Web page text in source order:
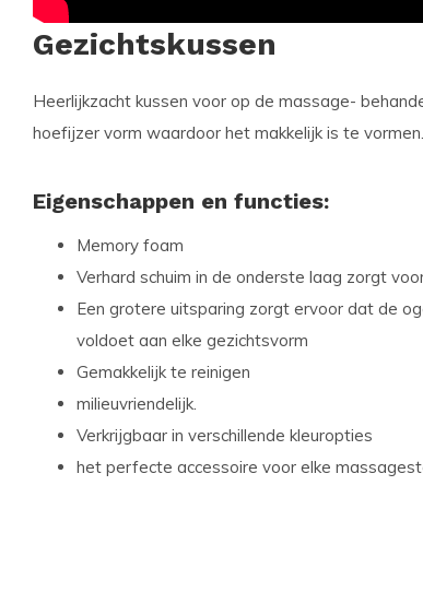
Gezichtskussen
Heerlijkzacht kussen voor op de massage-
hoefijzer vorm waardoor het makkelijk is te vormen.
Eigenschappen en functies:
Memory foam
Verhard schuim in de onderste laag zorgt
Een grotere uitsparing zorgt ervoor dat de
voldoet aan elke gezichtsvorm
Gemakkelijk te reinigen
milieuvriendelijk.
Verkrijgbaar in verschillende kleuropties
het perfecte accessoire voor elke